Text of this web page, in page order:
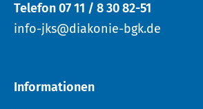
Telefon 07 11 / 8 30 82-51
info-jks@diakonie-bgk.de
Informationen